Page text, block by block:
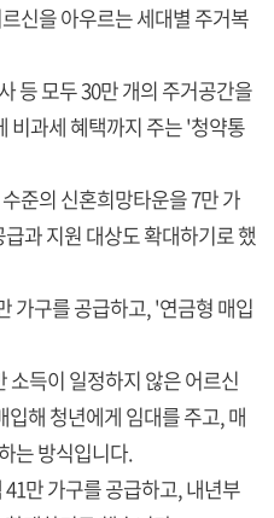
신을 아우르는 세대별 주거복
등 모두 30만 개의 주거공간을
비과세 혜택까지 주는 '청약통
준의 신혼희망타운을 7만 가
과 지원 대상도 확대하기로 했
가구를 공급하고, '연금형 매입
득이 일정하지 않은 어르신
해 청년에게 임대를 주고, 매
는 방식입니다.
만 가구를 공급하고, 내년부